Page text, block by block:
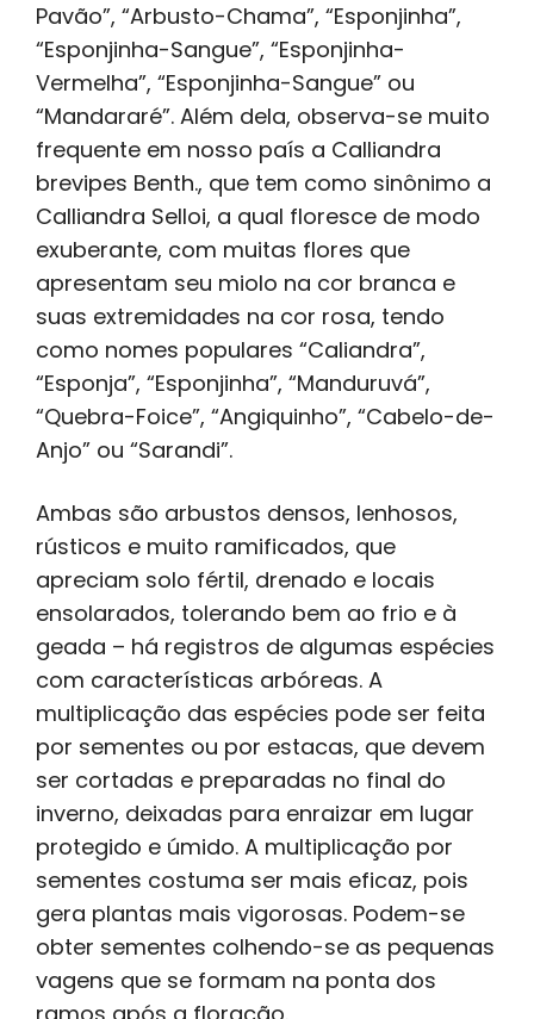
Pavão”, “Arbusto-Chama”, “Esponjinha”,
“Esponjinha-Sangue”, “Esponjinha-
Vermelha”, “Esponjinha-Sangue” ou
“Mandararé”. Além dela, observa-se muito
frequente em nosso país a Calliandra
brevipes Benth., que tem como sinônimo a
Calliandra Selloi, a qual floresce de modo
exuberante, com muitas flores que
apresentam seu miolo na cor branca e
suas extremidades na cor rosa, tendo
como nomes populares “Caliandra”,
“Esponja”, “Esponjinha”, “Manduruvá”,
“Quebra-Foice”, “Angiquinho”, “Cabelo-de-
Anjo” ou “Sarandi”.
Ambas são arbustos densos, lenhosos,
rústicos e muito ramificados, que
apreciam solo fértil, drenado e locais
ensolarados, tolerando bem ao frio e à
geada – há registros de algumas espécies
com características arbóreas. A
multiplicação das espécies pode ser feita
por sementes ou por estacas, que devem
ser cortadas e preparadas no final do
inverno, deixadas para enraizar em lugar
protegido e úmido. A multiplicação por
sementes costuma ser mais eficaz, pois
gera plantas mais vigorosas. Podem-se
obter sementes colhendo-se as pequenas
vagens que se formam na ponta dos